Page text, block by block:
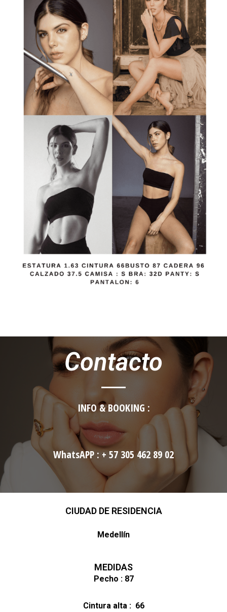
Contacto
INFO & BOOKING :
WhatsAPP : + 57 305 462 89 02
CIUDAD DE RESIDENCIA
Medellín
MEDIDAS
Pecho : 87
Cintura alta : 66